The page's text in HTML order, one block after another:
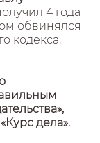
4 года
обвинялся
кодекса,
дела».